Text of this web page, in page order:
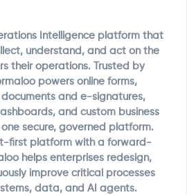
Intelligence platform that
understand, and act on the
their operations. Trusted by
powers online forms,
and e-signatures,
and custom business
secure, governed platform.
first platform with a forward-
helps enterprises redesign,
improve critical processes
data, and AI agents.